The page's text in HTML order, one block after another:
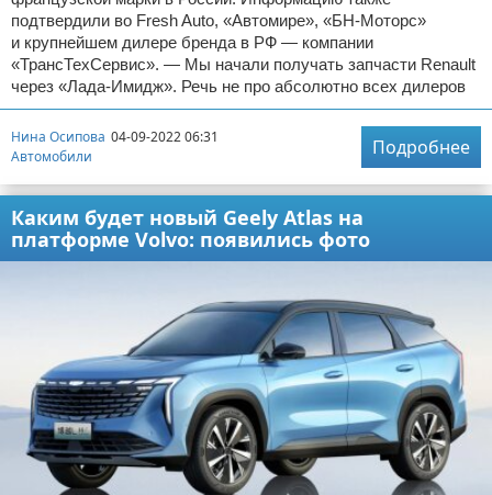
подтвердили во Fresh Auto, «Автомире», «БН-Моторс»
и крупнейшем дилере бренда в РФ — компании
«ТрансТехСервис». — Мы начали получать запчасти Renault
через «Лада-Имидж». Речь не про абсолютно всех дилеров
Нина Осипова 04-09-2022 06:31
Автомобили
Подробнее
Каким будет новый Geely Atlas на
платформе Volvo: появились фото